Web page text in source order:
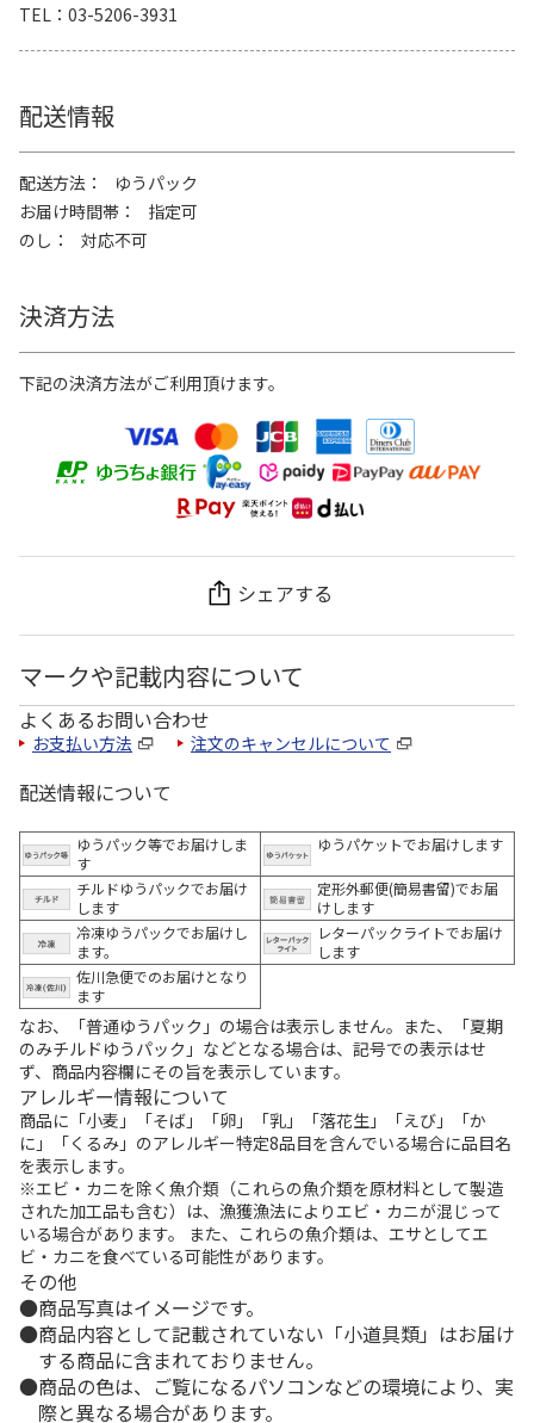
TEL
03-5206-3931
配送情報
配送方法
ゆうパック
お届け時間帯
指定可
のし
対応不可
決済方法
下記の決済方法がご利用頂けます。
シェアする
マークや記載内容について
よくあるお問い合わせ
お支払い方法 注文のキャンセルについて
配送情報について
ゆうパック等でお届けしま
す
ゆうパケットでお届けします
チルドゆうパックでお届け
します
定形外郵便(簡易書留)でお届
けします
冷凍ゆうパックでお届けし
ます。
レターパックライトでお届け
します
佐川急便でのお届けとなり
ます
なお、「普通ゆうパック」の場合は表示しません。また、「夏期
のみチルドゆうパック」などとなる場合は、記号での表示はせ
ず、商品内容欄にその旨を表示しています。
アレルギー情報について
商品に「小麦」「そば」「卵」「乳」「落花生」「えび」「か
に」「くるみ」のアレルギー特定8品目を含んでいる場合に品目名
を表示します。
※エビ・カニを除く魚介類（これらの魚介類を原材料として製造
された加工品も含む）は、漁獲漁法によりエビ・カニが混じって
いる場合があります。 また、これらの魚介類は、エサとしてエ
ビ・カニを食べている可能性があります。
その他
商品写真はイメージです。
商品内容として記載されていない「小道具類」はお届け
する商品に含まれておりません。
商品の色は、ご覧になるパソコンなどの環境により、実
際と異なる場合があります。